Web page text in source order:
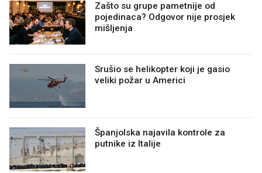
Zašto su grupe pametnije od
pojedinaca? Odgovor nije prosjek
mišljenja
Srušio se helikopter koji je gasio
veliki požar u Americi
Španjolska najavila kontrole za
putnike iz Italije